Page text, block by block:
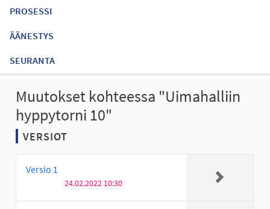
PROSESSI
ÄÄNESTYS
SEURANTA
Muutokset kohteessa "Uimahalliin
hyppytorni 10"
VERSIOT
Versio 1
24.02.2022 10:30